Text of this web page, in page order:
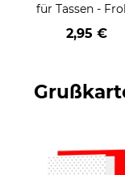
für Tassen -
Weihnachten -
HO HO - rot
2,95 €